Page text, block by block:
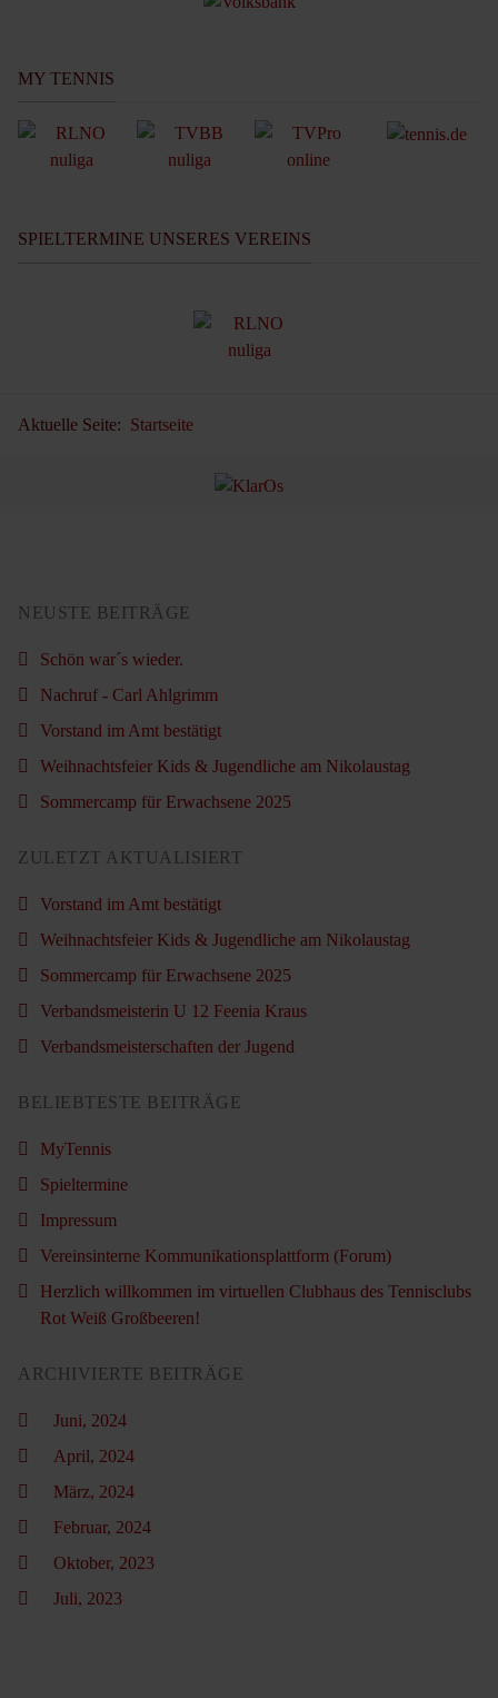
MY TENNIS
SPIELTERMINE UNSERES VEREINS
Aktuelle Seite: Startseite
NEUSTE BEITRÄGE
Schön war´s wieder.
Nachruf - Carl Ahlgrimm
Vorstand im Amt bestätigt
Weihnachtsfeier Kids & Jugendliche am Nikolaustag
Sommercamp für Erwachsene 2025
ZULETZT AKTUALISIERT
Vorstand im Amt bestätigt
Weihnachtsfeier Kids & Jugendliche am Nikolaustag
Sommercamp für Erwachsene 2025
Verbandsmeisterin U 12 Feenia Kraus
Verbandsmeisterschaften der Jugend
BELIEBTESTE BEITRÄGE
MyTennis
Spieltermine
Impressum
Vereinsinterne Kommunikationsplattform (Forum)
Herzlich willkommen im virtuellen Clubhaus des Tennisclubs
Rot Weiß Großbeeren!
ARCHIVIERTE BEITRÄGE
Juni, 2024
April, 2024
März, 2024
Februar, 2024
Oktober, 2023
Juli, 2023